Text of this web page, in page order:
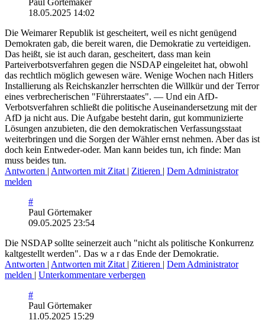
18.05.2025 14:02
Die Weimarer Republik ist gescheitert, weil es nicht genügend
Demokraten gab, die bereit waren, die Demokratie zu verteidigen.
Das heißt, sie ist auch daran, gescheitert, dass man kein
Parteiverbotsverfahren gegen die NSDAP eingeleitet hat, obwohl
das rechtlich möglich gewesen wäre. Wenige Wochen nach Hitlers
Installierung als Reichskanzler herrschten die Willkür und der Terror
eines verbrecherischen "Führerstaates". — Und ein AfD-
Verbotsverfahren schließt die politische Auseinandersetzung mit der
AfD ja nicht aus. Die Aufgabe besteht darin, gut kommunizierte
Lösungen anzubieten, die den demokratischen Verfassungsstaat
weiterbringen und die Sorgen der Wähler ernst nehmen. Aber das ist
doch kein Entweder-oder. Man kann beides tun, ich finde: Man
muss beides tun.
Antworten | Antworten mit Zitat | Zitieren | Dem Administrator
melden
#
Paul Görtemaker
09.05.2025 23:54
Die NSDAP sollte seinerzeit auch "nicht als politische Konkurrenz
kaltgestellt werden". Das w a r das Ende der Demokratie.
Antworten | Antworten mit Zitat | Zitieren | Dem Administrator
melden | Unterkommentare verbergen
#
Paul Görtemaker
11.05.2025 15:29